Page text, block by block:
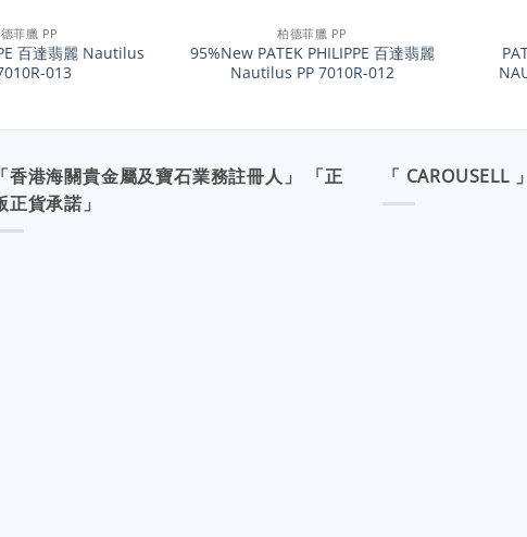
菲臘 PP
百達翡麗 Nautilus
013
柏德菲臘 PP
95%New PATEK PHILIPPE 百達翡麗
Nautilus PP 7010R-012
「香港海關貴金屬及寶石業務註冊人」 「正
正貨承諾」
「 CAROUSELL